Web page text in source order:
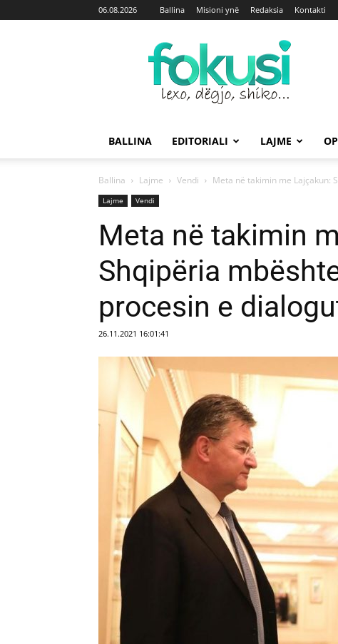
06.08.2026 Ballina Misioni ynë Redaksia Kontakti
Fokusi
BALLINA EDITORIALI LAJME
Ballina Lajme Vendi Meta në takimin me Lajçakun:
Lajme Vendi
Meta në takimin
Shqipëria
procesin e
26.11.2021 16:01:41